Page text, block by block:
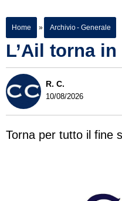
Home » Archivio - Generale
L’Ail torna
R. C.
10/08/2026
Torna per tutto il fine